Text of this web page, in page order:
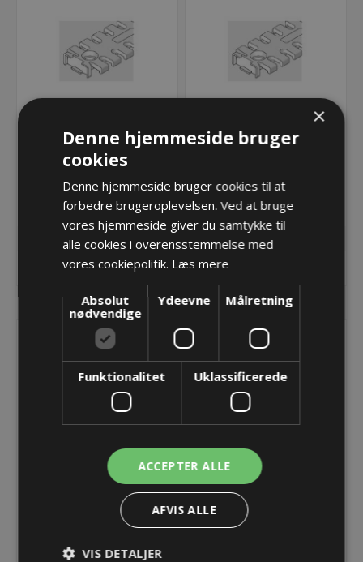
Trækaflastning til UA1665
- 125
24,94 kr.
Lager: 16 på lager
KØB
Trækaflastning til UA1665
27,15 kr.
Lager: 13 på lager
Trækaflastning til UA1665
Trækaflastning til UA1665
×
Denne hjemmeside bruger
cookies
Denne hjemmeside bruger cookies til at
forbedre brugeroplevelsen. Ved at bruge
vores hjemmeside giver du samtykke til
alle cookies i overensstemmelse med
vores cookiepolitik. Læs mere
Absolut
nødvendige
Ydeevne Målretning
Funktionalitet Uklassificerede
ACCEPTER ALLE
AFVIS ALLE
VIS DETALJER